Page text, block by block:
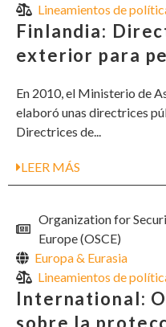
Lineamientos de
Finlandia:
exterior para
En 2010, el Ministerio de
elaboró unas directrices
Directrices de...
LEER MÁS
Organization for
Europe (OSCE)
Europa & Eurasia
Lineamientos de
International:
sobre la